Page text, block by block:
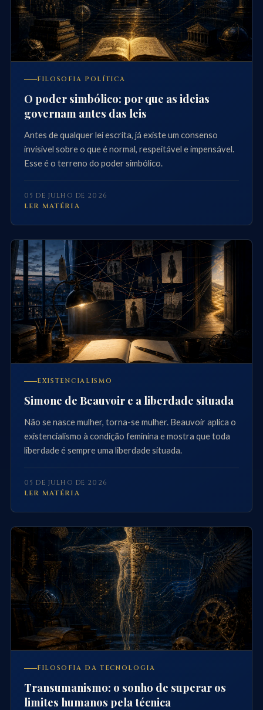
FILOSOFIA POLÍTICA
O poder simbólico: por que as ideias
governam antes das leis
Antes de qualquer lei escrita, já existe um consenso
invisível sobre o que é normal, respeitável e impensável.
Esse é o terreno do poder simbólico.
05 DE JULHO DE 2026
LER MATÉRIA
EXISTENCIALISMO
Simone de Beauvoir e a liberdade situada
Não se nasce mulher, torna-se mulher. Beauvoir aplica o
existencialismo à condição feminina e mostra que toda
liberdade é sempre uma liberdade situada.
05 DE JULHO DE 2026
LER MATÉRIA
FILOSOFIA DA TECNOLOGIA
Transumanismo: o sonho de superar os
limites humanos pela técnica